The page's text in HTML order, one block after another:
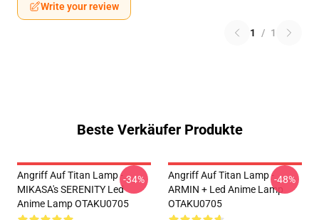
Write your review
1 / 1
Beste Verkäufer Produkte
Angriff Auf Titan Lamp -
MIKASA's SERENITY Led
Anime Lamp OTAKU0705
-34%
Angriff Auf Titan Lamp -
ARMIN + Led Anime Lamp
OTAKU0705
-48%